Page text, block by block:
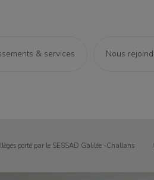
& services Nous
porté par le SESSAD Galilée -Challans